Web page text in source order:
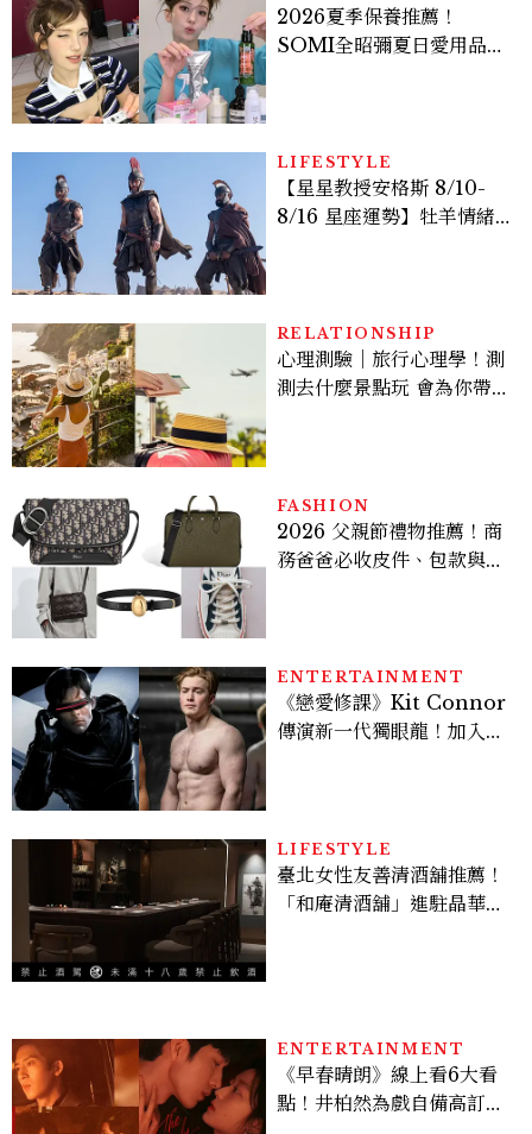
2026夏季保養推薦！
SOMI全昭彌夏日愛用品公
LIFESTYLE
【星星教授安格斯 8/10-
8/16 星座運勢】牡羊情緒
RELATIONSHIP
心理測驗｜旅行心理學！測
測去什麼景點玩 會為你帶來
FASHION
2026 父親節禮物推薦！商
務爸爸必收皮件、包款與鞋
ENTERTAINMENT
《戀愛修課》Kit Connor
傳演新一代獨眼龍！加入新
LIFESTYLE
臺北女性友善清酒舖推薦！
「和庵清酒舖」進駐晶華酒
ENTERTAINMENT
《早春晴朗》線上看6大看
點！井柏然為戲自備高訂，